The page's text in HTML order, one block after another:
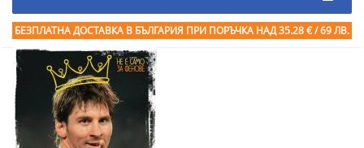
БЕЗПЛАТНА ДОСТАВКА В БЪЛГАРИЯ ПРИ ПОРЪЧКА НАД 35.28 € / 69 ЛВ.